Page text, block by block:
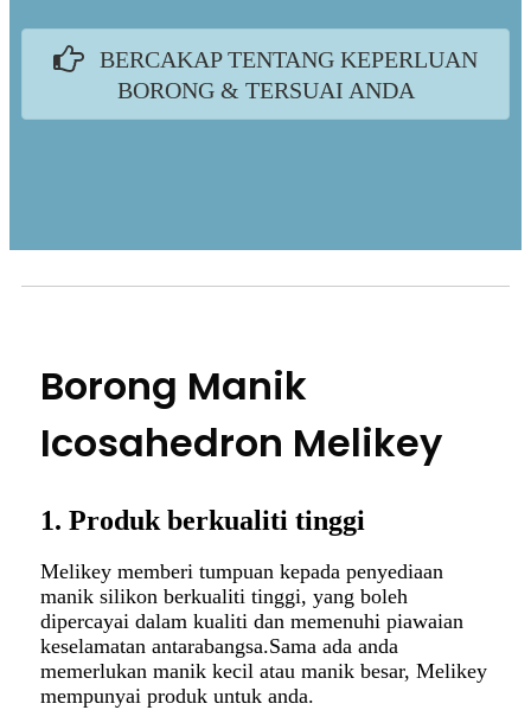
BERCAKAP TENTANG KEPERLUAN
BORONG & TERSUAI ANDA
Borong Manik
Icosahedron Melikey
1. Produk berkualiti tinggi
Melikey memberi tumpuan kepada penyediaan
manik silikon berkualiti tinggi, yang boleh
dipercayai dalam kualiti dan memenuhi piawaian
keselamatan antarabangsa.Sama ada anda
memerlukan manik kecil atau manik besar, Melikey
mempunyai produk untuk anda.